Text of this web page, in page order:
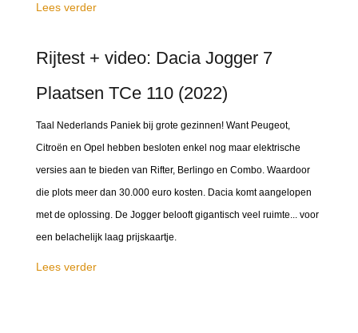
Lees verder
Rijtest + video: Dacia Jogger 7
Plaatsen TCe 110 (2022)
Taal Nederlands Paniek bij grote gezinnen! Want Peugeot,
Citroën en Opel hebben besloten enkel nog maar elektrische
versies aan te bieden van Rifter, Berlingo en Combo. Waardoor
die plots meer dan 30.000 euro kosten. Dacia komt aangelopen
met de oplossing. De Jogger belooft gigantisch veel ruimte... voor
een belachelijk laag prijskaartje.
Lees verder